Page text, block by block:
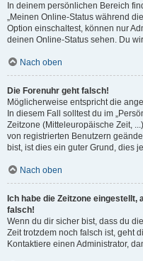
In deinem persönlichen Bereich
„Meinen Online-Status während
Option einschaltest, können nur
deinen Online-Status sehen. Du
Nach oben
Die Forenuhr geht falsch!
Möglicherweise entspricht die
In diesem Fall solltest du im
Zeitzone (Mitteleuropäische Zeit,
von registrierten Benutzern
bist, ist dies ein guter Grund, dies
Nach oben
Ich habe die Zeitzone
falsch!
Wenn du dir sicher bist, dass du
Zeit trotzdem noch falsch ist, geht
Kontaktiere einen Administrator,